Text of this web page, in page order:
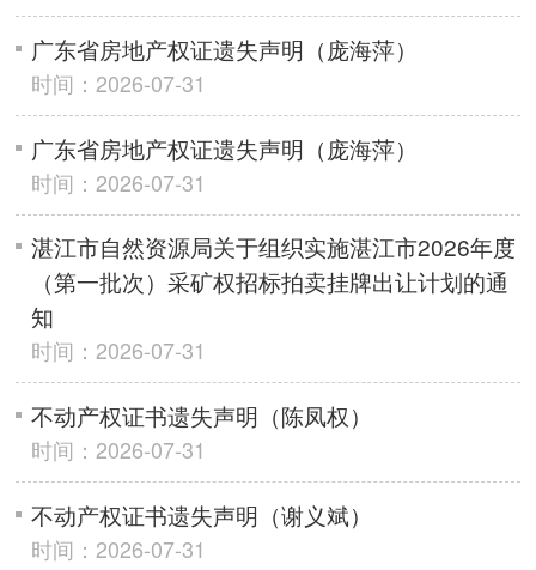
广东省房地产权证遗失声明（庞海萍）
时间：2026-07-31
广东省房地产权证遗失声明（庞海萍）
时间：2026-07-31
湛江市自然资源局关于组织实施湛江市2026年度
（第一批次）采矿权招标拍卖挂牌出让计划的通
知
时间：2026-07-31
不动产权证书遗失声明（陈凤权）
时间：2026-07-31
不动产权证书遗失声明（谢义斌）
时间：2026-07-31